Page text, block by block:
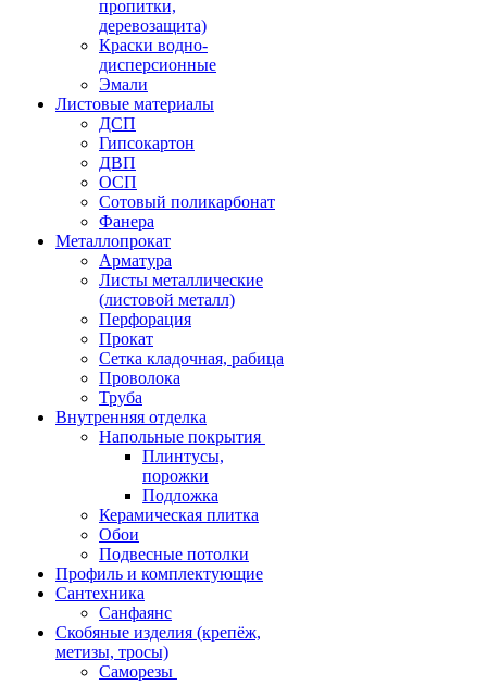
пропитки,
деревозащита)
Краски водно-
дисперсионные
Эмали
Листовые материалы
ДСП
Гипсокартон
ДВП
ОСП
Сотовый поликарбонат
Фанера
Металлопрокат
Арматура
Листы металлические
(листовой металл)
Перфорация
Прокат
Сетка кладочная, рабица
Проволока
Труба
Внутренняя отделка
Напольные покрытия
Плинтусы,
порожки
Подложка
Керамическая плитка
Обои
Подвесные потолки
Профиль и комплектующие
Сантехника
Санфаянс
Скобяные изделия (крепёж,
метизы, тросы)
Саморезы